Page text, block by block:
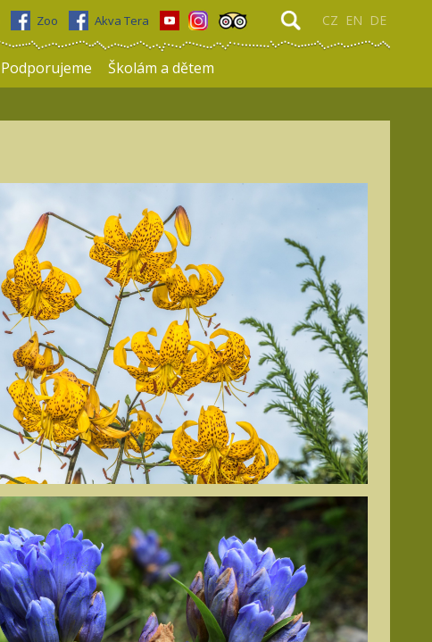
CZ EN DE
Zoo Akva Tera
Podporujeme Školám a dětem